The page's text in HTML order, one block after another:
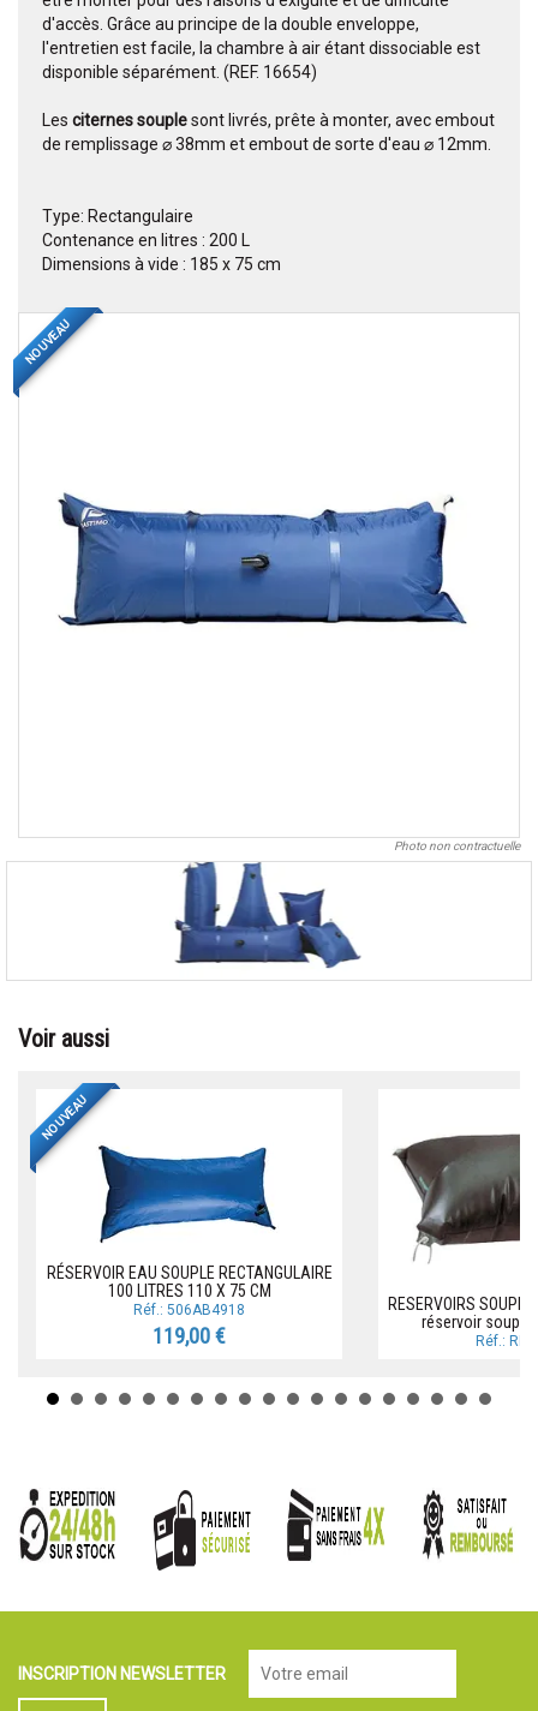
d'accès. Grâce au principe de la double enveloppe,
l'entretien est facile, la chambre à air étant dissociable est
disponible séparément. (REF. 16654)
Les citernes souplesont livrés, prête à monter, avec embout
de remplissage ⌀ 38mm et embout de sorte d'eau ⌀ 12mm.
Type: Rectangulaire
Contenance en litres : 200 L
Dimensions à vide : 185 x 75 cm
NOUVEAU
Photo non contractuelle
Voir aussi
NOUVEAU
RÉSERVOIR EAU SOUPLE RECTANGULAIRE
100 LITRES 110 X 75 CM
Réf.: 506AB4918
119,00 €
RESERVOIRS
réservoir souple
Réf.:
INSCRIPTION NEWSLETTER